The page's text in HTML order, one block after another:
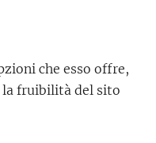
che esso offre,
la fruibilità del sito